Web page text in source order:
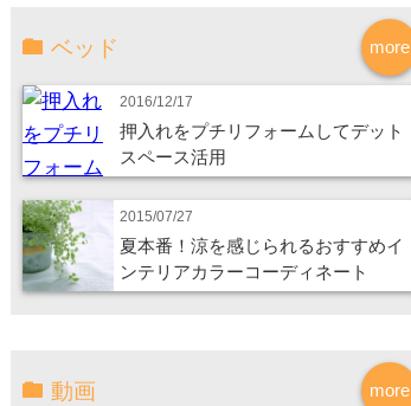
more
ベッド
2016/12/17
押入れをプチリフォームしてデット
スペース活用
2015/07/27
夏本番！涼を感じられるおすすめイ
ンテリアカラーコーディネート
more
動画